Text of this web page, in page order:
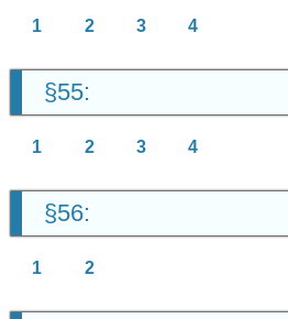
1 2 3 4
§55:
1 2 3 4
§56:
1 2